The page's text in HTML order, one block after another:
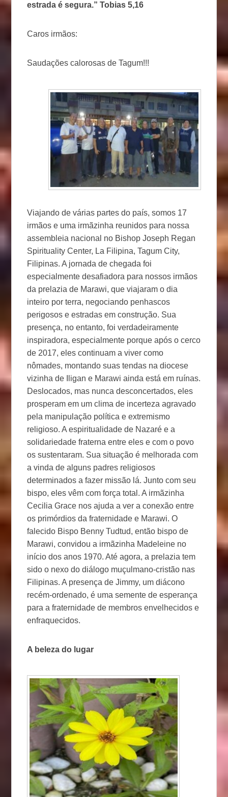
estrada é segura.” Tobias 5,16
Caros irmãos:
Saudações calorosas de Tagum!!!
Viajando de várias partes do país, somos 17
irmãos e uma irmãzinha reunidos para nossa
assembleia nacional no Bishop Joseph Regan
Spirituality Center, La Filipina, Tagum City,
Filipinas. A jornada de chegada foi
especialmente desafiadora para nossos irmãos
da prelazia de Marawi, que viajaram o dia
inteiro por terra, negociando penhascos
perigosos e estradas em construção. Sua
presença, no entanto, foi verdadeiramente
inspiradora, especialmente porque após o cerco
de 2017, eles continuam a viver como
nômades, montando suas tendas na diocese
vizinha de Iligan e Marawi ainda está em ruínas.
Deslocados, mas nunca desconcertados, eles
prosperam em um clima de incerteza agravado
pela manipulação política e extremismo
religioso. A espiritualidade de Nazaré e a
solidariedade fraterna entre eles e com o povo
os sustentaram. Sua situação é melhorada com
a vinda de alguns padres religiosos
determinados a fazer missão lá. Junto com seu
bispo, eles vêm com força total. A irmãzinha
Cecilia Grace nos ajuda a ver a conexão entre
os primórdios da fraternidade e Marawi. O
falecido Bispo Benny Tudtud, então bispo de
Marawi, convidou a irmãzinha Madeleine no
início dos anos 1970. Até agora, a prelazia tem
sido o nexo do diálogo muçulmano-cristão nas
Filipinas. A presença de Jimmy, um diácono
recém-ordenado, é uma semente de esperança
para a fraternidade de membros envelhecidos e
enfraquecidos.
A beleza do lugar